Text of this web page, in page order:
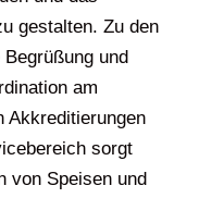
gestalten. Zu den
und
am
Akkreditierungen
sorgt
von Speisen und